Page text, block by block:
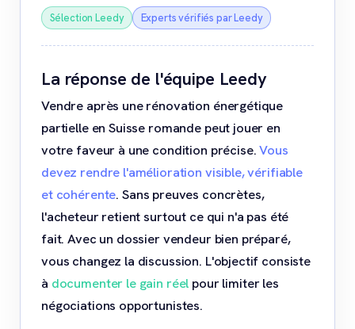
Sélection Leedy Experts vérifiés par Leedy
La réponse de l'équipe Leedy
Vendre après une rénovation énergétique
partielle en Suisse romande peut jouer en
votre faveur à une condition précise.Vous
devez rendre l'amélioration visible, vérifiable
et cohérente. Sans preuves concrètes,
l'acheteur retient surtout ce qui n'a pas été
fait. Avec un dossier vendeur bien préparé,
vous changez la discussion. L'objectif consiste
à documenter le gain réel pour limiter les
négociations opportunistes.